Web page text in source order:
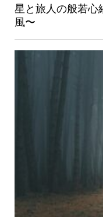
星と旅人の般若心
風〜